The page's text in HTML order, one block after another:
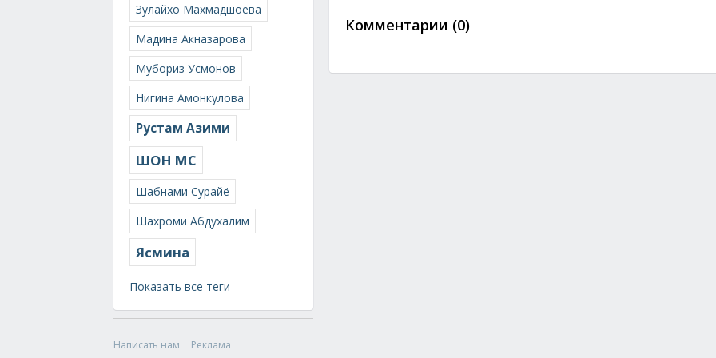
Зулайхо Махмадшоева
Мадина Акназарова
Мубориз Усмонов
Нигина Амонкулова
Рустам Азими
ШОН МС
Шабнами Сурайё
Шахроми Абдухалим
Ясмина
Показать все теги
Написать нам
Реклама
Комментарии (0)